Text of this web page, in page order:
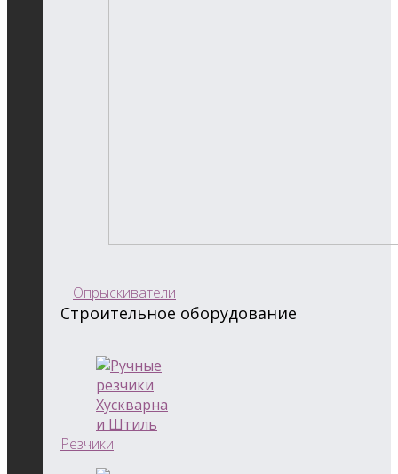
Опрыскиватели
Строительное оборудование
Резчики